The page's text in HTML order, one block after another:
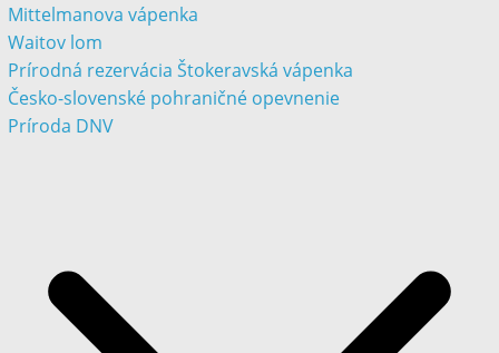
Mittelmanova vápenka
Waitov lom
Prírodná rezervácia Štokeravská vápenka
Česko-slovenské pohraničné opevnenie
Príroda DNV